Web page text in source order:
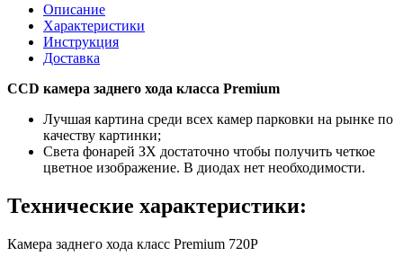
Описание
Характеристики
Инструкция
Доставка
CCD камера заднего хода класса Premium
Лучшая картина среди всех камер парковки на рынке по
качеству картинки;
Света фонарей ЗХ достаточно чтобы получить четкое
цветное изображение. В диодах нет необходимости.
Технические характеристики:
Камера заднего хода класс Premium 720P